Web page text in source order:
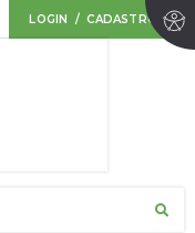
LOGIN / CADASTRO